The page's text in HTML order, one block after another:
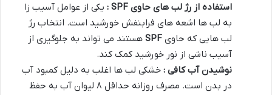
استفاده از رژ لب های حاوی : یکی از عوامل آسیب زا
به لب ها اشعه های فرابنفش خورشید است. انتخاب رژ
لب هایی که حاوی SPF هستند می تواند به جلوگیری از
آسیب ناشی از نور خورشید کمک کند.
نوشیدن آب کافی : خشکی لب ها اغلب به دلیل کمبود آب
در بدن است. مصرف روزانه حداقل ۸ لیوان آب به حفظ